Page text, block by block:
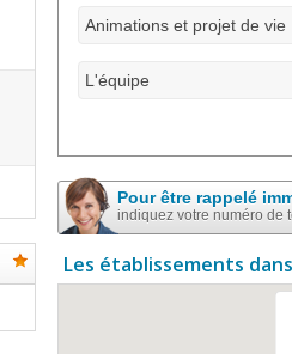
Animations et projet de vie
L'équipe
Pour être rappelé
indiquez votre numéro de
Les établissements